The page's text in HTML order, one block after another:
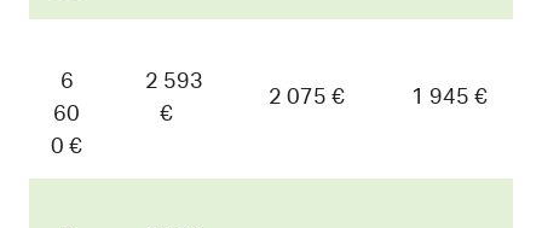
6
60
0 €
2 593
€
2 075 € 1 945 €